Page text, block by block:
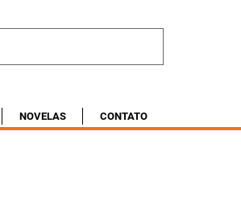
NOVELAS CONTATO